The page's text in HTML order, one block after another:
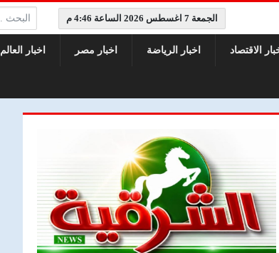
الجمعة 7 اغسطس 2026 الساعة 4:46 م البحث:
الاقتصاد اخبار الرياضة اخبار مصر اخبار العالم